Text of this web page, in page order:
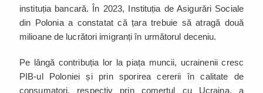
instituția bancară. În 2023, Instituția de Asigurări Sociale
din Polonia a constatat că țara trebuie să atragă două
milioane de lucrători imigranți în următorul deceniu.
Pe lângă contribuția lor la piața muncii, ucrainenii cresc
PIB-ul Poloniei și prin sporirea cererii în calitate de
consumatori, respectiv prin comerțul cu Ucraina, a